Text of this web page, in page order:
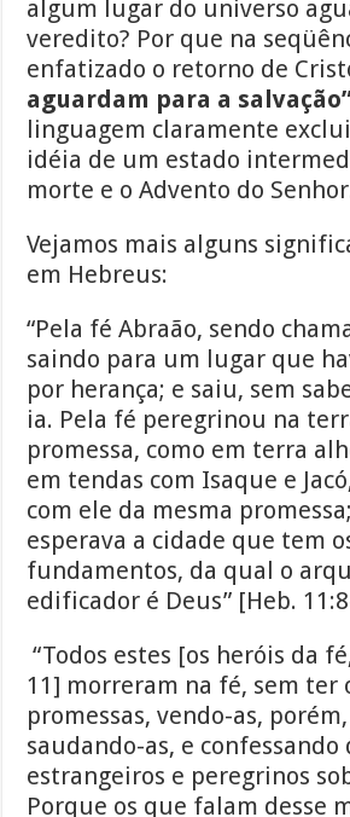
algum lugar do universo
veredito? Por que na
enfatizado o retorno de
aguardam para a
linguagem claramente
idéia de um estado
morte e o Advento do
Vejamos mais alguns
em Hebreus:
“Pela fé Abraão, sendo
saindo para um lugar que
por herança; e saiu, sem
ia. Pela fé peregrinou na
promessa, como em terra
em tendas com Isaque e
com ele da mesma
esperava a cidade que tem
fundamentos, da qual o
edificador é Deus” [Heb.
“Todos estes [os heróis da
11] morreram na fé, sem ter
promessas, vendo-as,
saudando-as, e confessando
estrangeiros e peregrinos
Porque os que falam desse